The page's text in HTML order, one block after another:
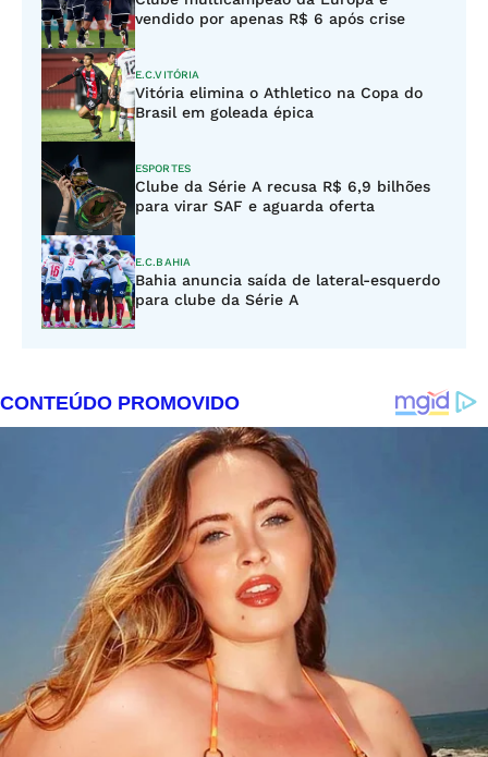
vendido por apenas R$ 6 após crise
E.C.VITÓRIA
Vitória elimina o Athletico na Copa do
Brasil em goleada épica
ESPORTES
Clube da Série A recusa R$ 6,9 bilhões
para virar SAF e aguarda oferta
E.C.BAHIA
Bahia anuncia saída de lateral-esquerdo
para clube da Série A